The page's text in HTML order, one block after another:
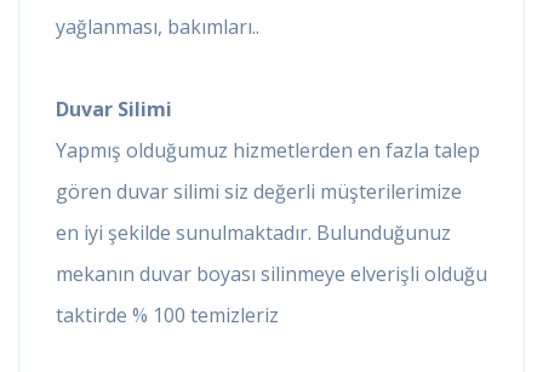
yağlanması, bakımları..
Duvar Silimi
Yapmış olduğumuz hizmetlerden en fazla talep
gören duvar silimi siz değerli müşterilerimize
en iyi şekilde sunulmaktadır. Bulunduğunuz
mekanın duvar boyası silinmeye elverişli olduğu
taktirde % 100 temizleriz